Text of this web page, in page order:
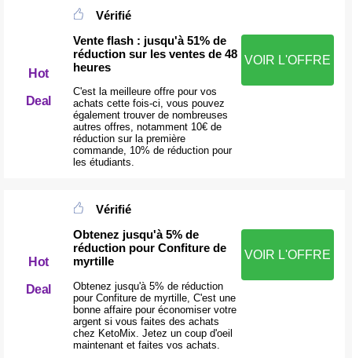
Hot
Deal
Vérifié
Vente flash : jusqu'à 51% de
réduction sur les ventes de 48
heures
C'est la meilleure offre pour vos
achats cette fois-ci, vous pouvez
également trouver de nombreuses
autres offres, notamment 10€ de
réduction sur la première
commande, 10% de réduction pour
les étudiants.
VOIR L'OFFRE
Hot
Deal
Vérifié
Obtenez jusqu'à 5% de
réduction pour Confiture de
myrtille
Obtenez jusqu'à 5% de réduction
pour Confiture de myrtille, C'est une
bonne affaire pour économiser votre
argent si vous faites des achats
chez KetoMix. Jetez un coup d'oeil
maintenant et faites vos achats.
VOIR L'OFFRE